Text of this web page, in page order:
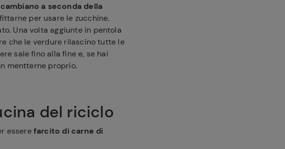
a seconda della
per usare le zucchine.
Una volta aggiunte in pentola
che le verdure rilascino tutte le
sale fino alla fine e, se hai
mentterne proprio.
del riciclo
esserefarcito di carne di